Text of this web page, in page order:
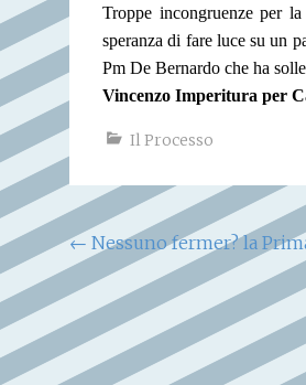
Troppe incongruenze per
speranza di fare luce su un
Pm De Bernardo che ha
Vincenzo Imperitura per
Il Processo
Navigazione
articoli
← Nessuno fermer? la